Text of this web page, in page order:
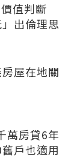
價值判斷
出倫理思
屋在地關
萬房貸6年
戶也適用